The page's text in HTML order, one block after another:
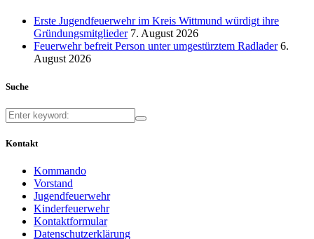
Erste Jugendfeuerwehr im Kreis Wittmund würdigt ihre
Gründungsmitglieder 7. August 2026
Feuerwehr befreit Person unter umgestürztem Radlader 6.
August 2026
Suche
Kontakt
Kommando
Vorstand
Jugendfeuerwehr
Kinderfeuerwehr
Kontaktformular
Datenschutzerklärung